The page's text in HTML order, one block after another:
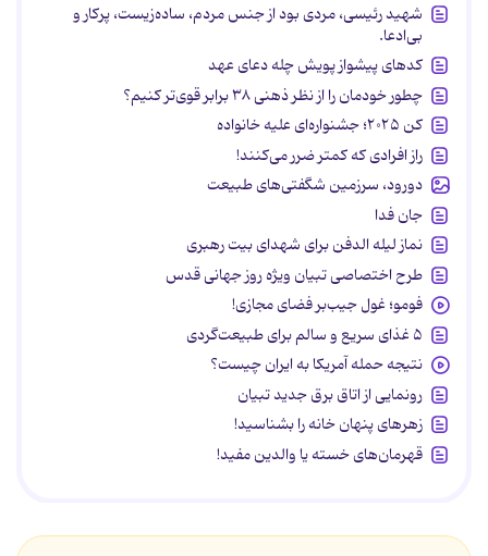
شهید رئیسی، مردی بود از جنس مردم، ساده‌زیست، پرکار و
بی‌ادعا.
کدهای پیشواز پویش چله دعای عهد
چطور خودمان را از نظر ذهنی ۳۸ برابر قوی‌تر کنیم؟
کن ۲۰۲۵؛ جشنواره‌ای علیه خانواده
راز افرادی که کمتر ضرر می‌کنند!
دورود، سرزمین شگفتی‌های طبیعت
جان فدا
نماز لیله الدفن برای شهدای بیت رهبری
طرح اختصاصی تبیان ویژه روز جهانی قدس
فومو؛ غول جیب‌بر فضای مجازی!
۵ غذای سریع و سالم برای طبیعت‌گردی
نتیجه حمله آمریکا به ایران چیست؟
رونمایی از اتاق برق جدید تبیان
زهرهای پنهان خانه را بشناسید!
قهرمان‌های خسته یا والدین مفید!